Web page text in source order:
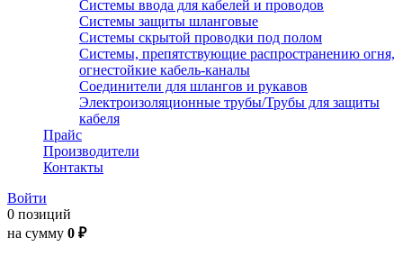
Системы ввода для кабелей и проводов
Системы защиты шланговые
Системы скрытой проводки под полом
Системы, препятствующие распространению огня,
огнестойкие кабель-каналы
Соединители для шлангов и рукавов
Электроизоляционные трубы/Трубы для защиты
кабеля
Прайс
Производители
Контакты
Войти
0 позиций
на сумму 0 ₽